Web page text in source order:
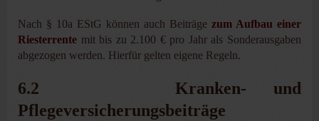
Nach § 10a EStG können auch Beiträge zum Aufbau einer
Riesterrente mit bis zu 2.100 € pro Jahr als Sonderausgaben
abgezogen werden. Hierfür gelten eigene Regeln.
6.2 Kranken- und
Pflegeversicherungsbeiträge